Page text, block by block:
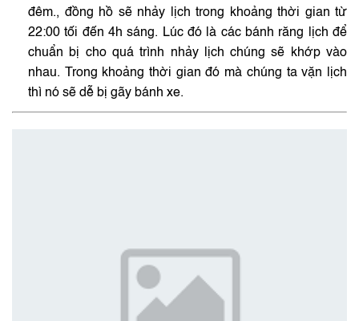
đêm., đồng hồ sẽ nhảy lịch trong khoảng thời gian từ
22:00 tối đến 4h sáng. Lúc đó là các bánh răng lịch để
chuẩn bị cho quá trình nhảy lịch chúng sẽ khớp vào
nhau. Trong khoảng thời gian đó mà chúng ta vặn lịch
thì nó sẽ dễ bị gãy bánh xe.